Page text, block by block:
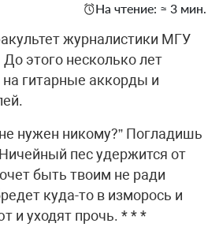
На чтение: ≈ 3 мин.
журналистики МГУ
этого несколько лет
гитарные аккорды и
нужен никому?” Погладишь
пес удержится от
быть твоим не ради
куда-то в изморось и
и уходят прочь. * * *